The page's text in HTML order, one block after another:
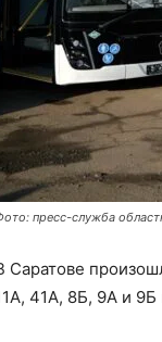
пресс-служба
Саратове
41А, 8Б, 9А и